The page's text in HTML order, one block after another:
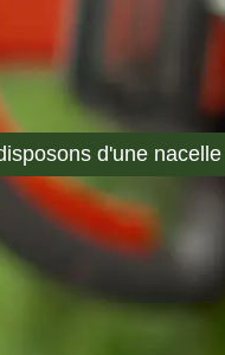
d'une nacelle